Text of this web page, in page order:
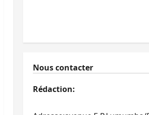
Nous contacter
Rédaction: